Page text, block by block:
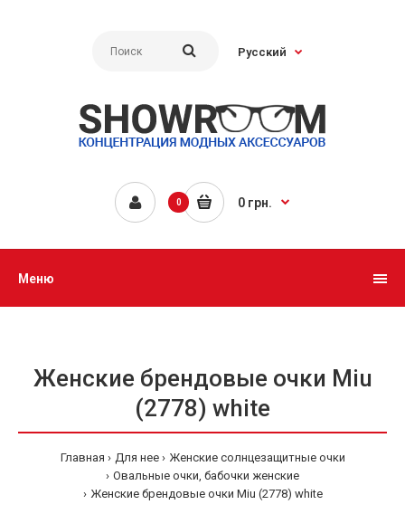
Русский
0 0 грн.
Меню
Женские брендовые очки Miu
(2778) white
Главная Для нее
Женские солнцезащитные очки
Овальные очки, бабочки женские
Женские брендовые очки Miu (2778) white